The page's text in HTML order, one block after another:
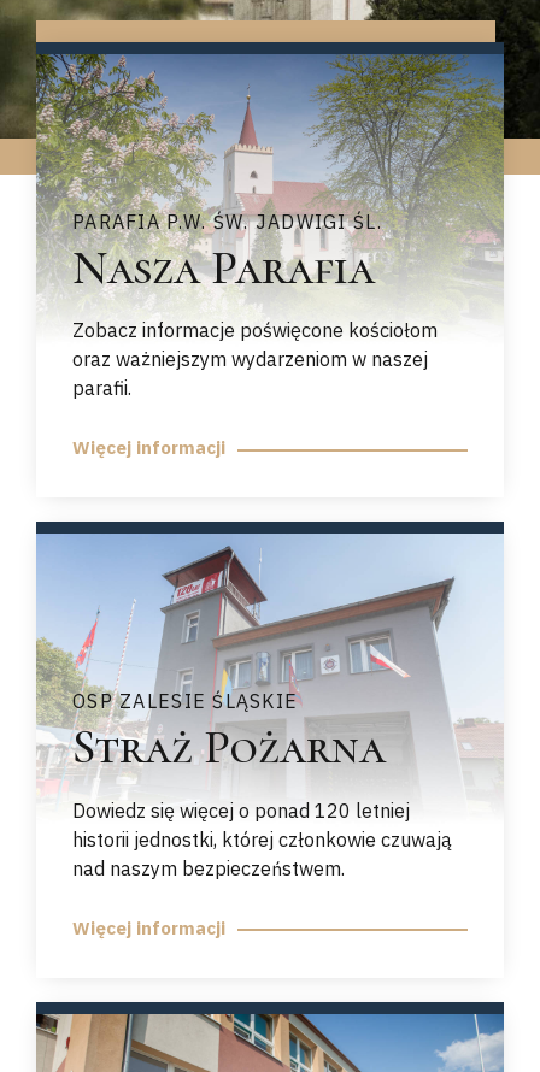
Nasza strona internetowa istnieje od 2002 r. Znajdziesz
tutaj wiele ciekawych informacji o naszej miejscowości,
historii oraz o ważnych wydarzeniach.
Zobacz jak świętowaliśmy jubileusz 800-
lecia Zalesia Śląskiego
PARAFIA P.W. ŚW. JADWIGI ŚL.
Nasza Parafia
Zobacz informacje poświęcone kościołom
oraz ważniejszym wydarzeniom w naszej
parafii.
Więcej informacji
OSP ZALESIE ŚLĄSKIE
Straż Pożarna
Dowiedz się więcej o ponad 120 letniej
historii jednostki, której członkowie czuwają
nad naszym bezpieczeństwem.
Więcej informacji